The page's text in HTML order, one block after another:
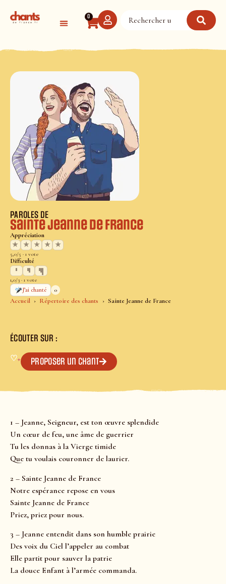
0
Accueil Répertoire des chants Sainte Jeanne de France
PAROLES DE
Sainte Jeanne de France
Appréciation
★
★ ★ ★ ★
5,0/5 · 1 vote
Difficulté
1,0/3 · 1 vote
J’ai chanté
0
ÉCOUTER SUR :
♡+ Proposer un chant
1 – Jeanne, Seigneur, est ton œuvre splendide
Un cœur de feu, une âme de guerrier
Tu les donnas à la Vierge timide
Que tu voulais couronner de laurier.
2 – Sainte Jeanne de France
Notre espérance repose en vous
Sainte Jeanne de France
Priez, priez pour nous.
3 – Jeanne entendit dans son humble prairie
Des voix du Ciel l’appeler au combat
Elle partit pour sauver la patrie
La douce Enfant à l’armée commanda.